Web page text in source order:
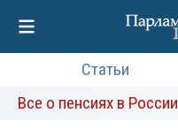
Статьи
Все о пенсиях в России